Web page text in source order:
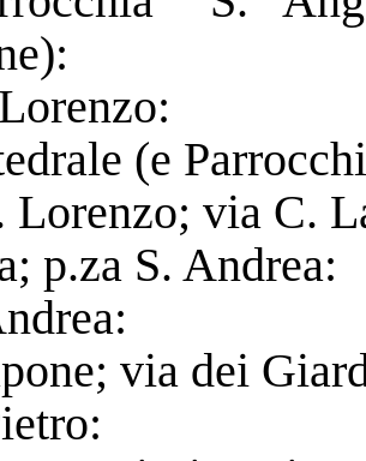
(e
Lorenzo; via C.
p.za S. Andrea:
via dei